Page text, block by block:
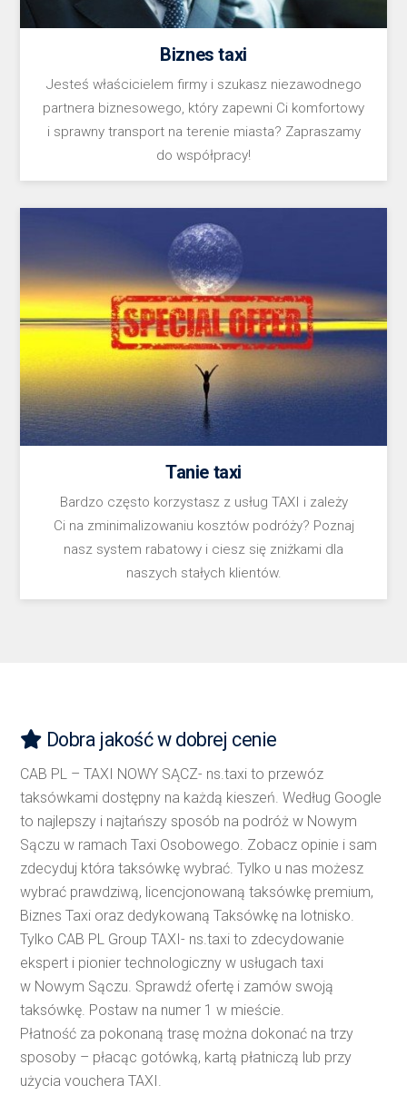
Biznes taxi
Jesteś właścicielem firmy i szukasz niezawodnego
partnera biznesowego, który zapewni Ci komfortowy
i sprawny transport na terenie miasta? Zapraszamy
do współpracy!
Tanie taxi
Bardzo często korzystasz z usług TAXI i zależy
Ci na zminimalizowaniu kosztów podróży? Poznaj
nasz system rabatowy i ciesz się zniżkami dla
naszych stałych klientów.
Dobra jakość w dobrej cenie
CAB PL – TAXI NOWY SĄCZ- ns.taxi to przewóz
taksówkami dostępny na każdą kieszeń. Według Google
to najlepszy i najtańszy sposób na podróż w Nowym
Sączu w ramach Taxi Osobowego. Zobacz opinie i sam
zdecyduj która taksówkę wybrać. Tylko u nas możesz
wybrać prawdziwą, licencjonowaną taksówkę premium,
Biznes Taxi oraz dedykowaną Taksówkę na lotnisko.
Tylko CAB PL Group TAXI- ns.taxi to zdecydowanie
ekspert i pionier technologiczny w usługach taxi
w Nowym Sączu. Sprawdź ofertę i zamów swoją
taksówkę. Postaw na numer 1 w mieście.
Płatność za pokonaną trasę można dokonać na trzy
sposoby – płacąc gotówką, kartą płatniczą lub przy
użycia vouchera TAXI.